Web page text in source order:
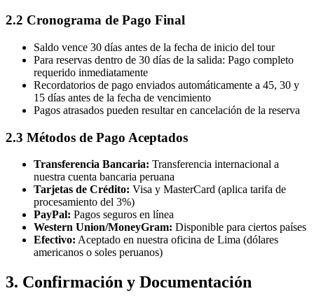
2.2 Cronograma de Pago Final
Saldo vence 30 días antes de la fecha de inicio del tour
Para reservas dentro de 30 días de la salida: Pago completo
requerido inmediatamente
Recordatorios de pago enviados automáticamente a 45, 30 y
15 días antes de la fecha de vencimiento
Pagos atrasados pueden resultar en cancelación de la reserva
2.3 Métodos de Pago Aceptados
Transferencia Bancaria: Transferencia internacional a
nuestra cuenta bancaria peruana
Tarjetas de Crédito: Visa y MasterCard (aplica tarifa de
procesamiento del 3%)
PayPal: Pagos seguros en línea
Western Union/MoneyGram: Disponible para ciertos países
Efectivo: Aceptado en nuestra oficina de Lima (dólares
americanos o soles peruanos)
3. Confirmación y Documentación